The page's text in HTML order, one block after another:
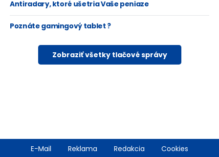
Antiradary, ktoré ušetria Vaše peniaze
Poznáte gamingový tablet ?
Zobraziť všetky tlačové správy
FooterE-Mail Reklama Redakcia Cookies